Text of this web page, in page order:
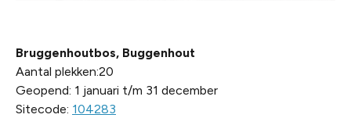
Bruggenhoutbos, Buggenhout
Aantal plekken:20
Geopend: 1 januari t/m 31 december
Sitecode: 104283